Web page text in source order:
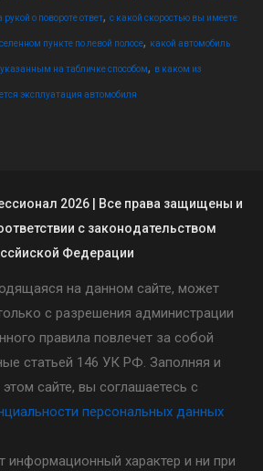
о повороте ответ, с какой скоростью вы имеете
пункте по левой полосе, какой автомобиль
на табличке способом, в каком из
эксплуатация автомобиля
2026 | Все права защищены и
с законодательством
Федерации
на данном сайте, может
с разрешения администрации
правила повлечет за собой
статьей 146 УК РФ. Заполняя и
сайте, вы соглашаетесь с
персональных данных
информационный характер и ни при